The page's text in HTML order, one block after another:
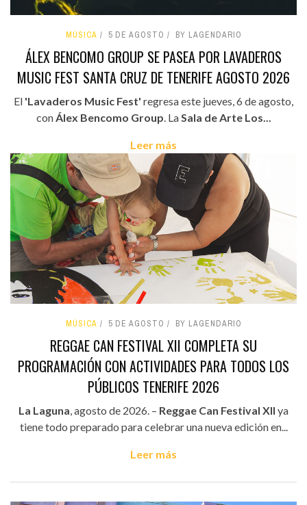
MÚSICA 5 DE AGOSTO BY LAGENDARIO
ÁLEX BENCOMO GROUP SE PASEA POR LAVADEROS
MUSIC FEST SANTA CRUZ DE TENERIFE AGOSTO 2026
El 'Lavaderos Music Fest' regresa este jueves, 6 de agosto,
conÁlex Bencomo Group. LaSala de Arte Los...
Leer más
MÚSICA 5 DE AGOSTO BY LAGENDARIO
REGGAE CAN FESTIVAL XII COMPLETA SU
PROGRAMACIÓN CON ACTIVIDADES PARA TODOS LOS
PÚBLICOS TENERIFE 2026
La Laguna , agosto de 2026. – Reggae Can Festival XII ya
tiene todo preparado para celebrar una nueva edición en...
Leer más